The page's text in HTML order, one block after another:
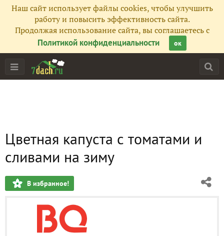
Наш сайт использует файлы cookies, чтобы улучшить
работу и повысить эффективность сайта.
Продолжая использование сайта, вы соглашаетесь с
Политикой конфиденциальности
ок
Цветная капуста с томатами и
сливами на зиму
В избранное!